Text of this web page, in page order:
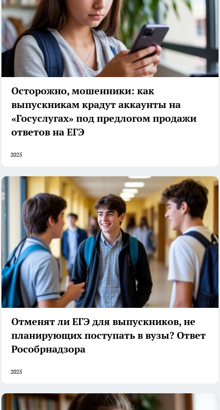
Осторожно, мошенники: как
выпускникам крадут аккаунты на
«Госуслугах» под предлогом продажи
ответов на ЕГЭ
2025
Отменят ли ЕГЭ для выпускников, не
планирующих поступать в вузы? Ответ
Рособрнадзора
2025